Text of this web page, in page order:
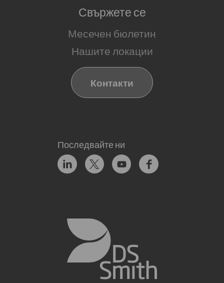
Свържете се
Месечен бюлетин
Нашите локации
Контакти
Последвайте ни